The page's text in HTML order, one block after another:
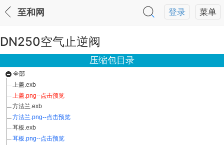
菜单
登录
至和网
DN250空气止逆阀
压缩包目录
全部
上盖.exb
上盖.png--点击预览
方法兰.exb
方法兰.png--点击预览
耳板.exb
耳板.png--点击预览